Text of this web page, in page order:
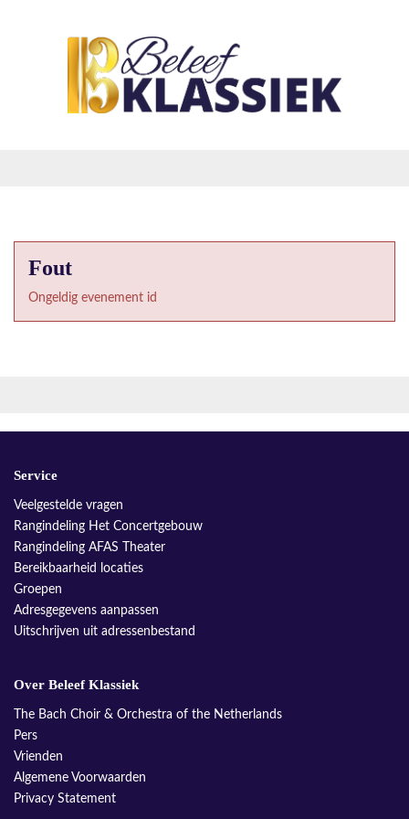
Fout
Ongeldig evenement id
Service
Veelgestelde vragen
Rangindeling Het Concertgebouw
Rangindeling AFAS Theater
Bereikbaarheid locaties
Groepen
Adresgegevens aanpassen
Uitschrijven uit adressenbestand
Over Beleef Klassiek
The Bach Choir & Orchestra of the Netherlands
Pers
Vrienden
Algemene Voorwaarden
Privacy Statement